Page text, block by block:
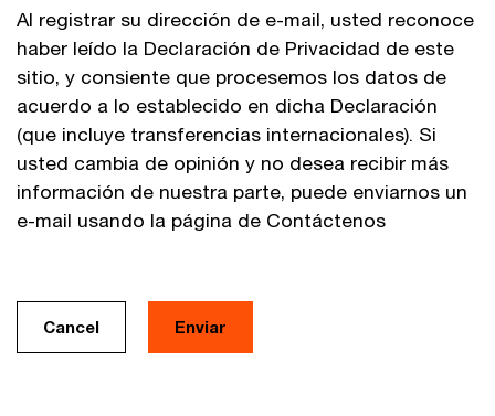
Al registrar su dirección de e-mail, usted reconoce
haber leído la Declaración de Privacidad de este
sitio, y consiente que procesemos los datos de
acuerdo a lo establecido en dicha Declaración
(que incluye transferencias internacionales). Si
usted cambia de opinión y no desea recibir más
información de nuestra parte, puede enviarnos un
e-mail usando la página de Contáctenos
Cancel